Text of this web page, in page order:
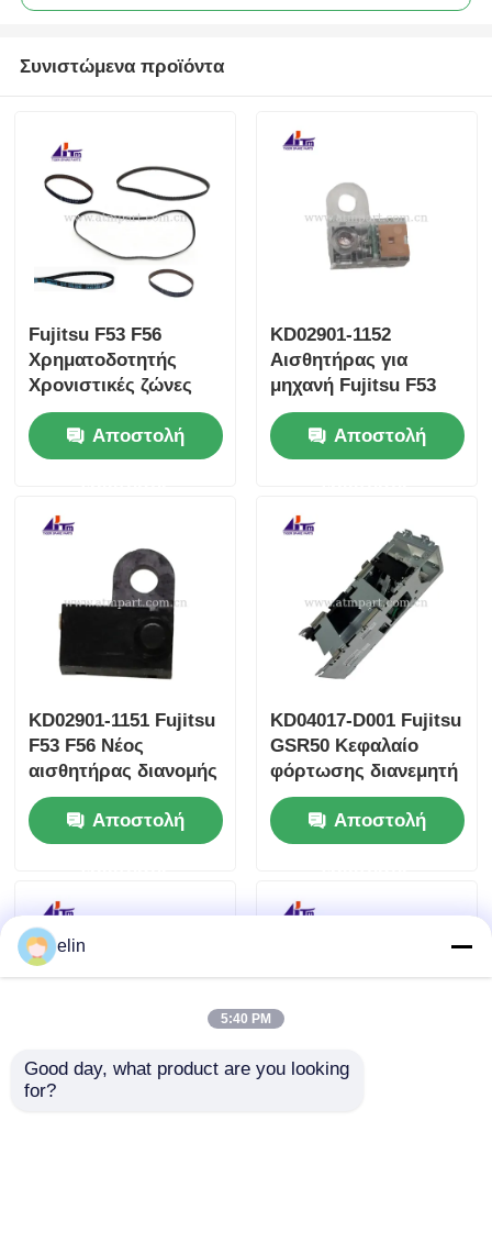
Συνιστώμενα προϊόντα
Fujitsu F53 F56
Χρηματοδοτητής
Χρονιστικές ζώνες
ΑΤΜ Μέρη μηχανών
ΕπισκευήΑποστολή
KD02901-1152
Αισθητήρας για
μηχανή Fujitsu F53
F56
Αποστολή
KD02901-1151 Fujitsu
F53 F56 Νέος
αισθητήρας διανομής
ΑΤΜ Μηχανή Κιόσκου
Επισκευή
εξαρτημάτων
Αποστολή
KD04017-D001 Fujitsu
GSR50 Κεφαλαίο
φόρτωσης διανεμητή
Αποστολή
elin
5:40 PM
Good day, what product are you looking
for?